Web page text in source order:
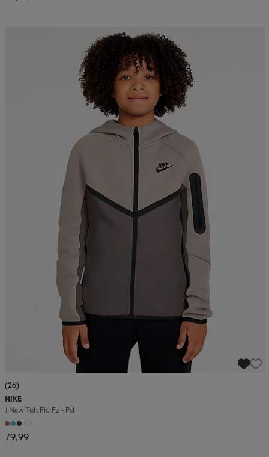
(26)
NIKE
J Nsw Tch Flc Fz - Pd
+5
79,99